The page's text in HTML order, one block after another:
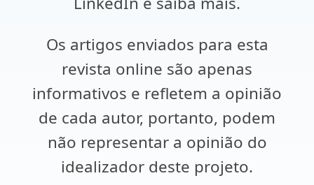
Os artigos enviados para esta
revista online são apenas
informativos e refletem a opinião
de cada autor, portanto, podem
não representar a opinião do
idealizador deste projeto.